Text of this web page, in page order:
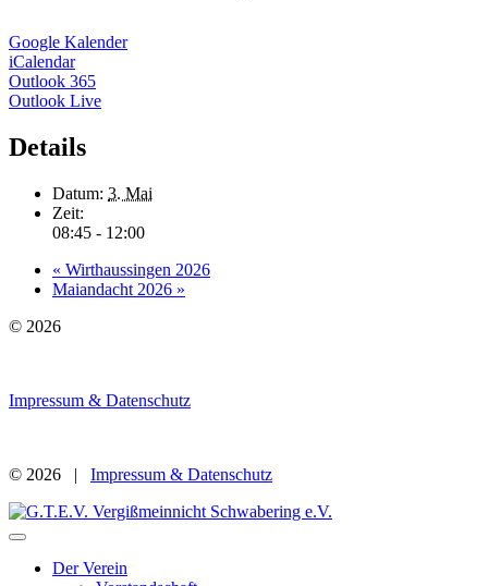
Google Kalender
iCalendar
Outlook 365
Outlook Live
Details
Datum: 3. Mai
Zeit:
08:45 - 12:00
« Wirthaussingen 2026
Maiandacht 2026 »
© 2026
Impressum & Datenschutz
© 2026 | Impressum & Datenschutz
Der Verein